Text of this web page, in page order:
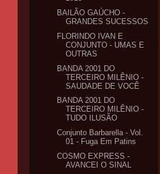
BAILÃO GAÚCHO -
GRANDES SUCESSOS
FLORINDO IVAN E
CONJUNTO - UMAS E
OUTRAS
BANDA 2001 DO
TERCEIRO MILÊNIO -
SAUDADE DE VOCÊ
BANDA 2001 DO
TERCEIRO MILÊNIO -
TUDO ILUSÃO
Conjunto Barbarella - Vol.
01 - Fuga Em Patins
COSMO EXPRESS -
AVANCEI O SINAL